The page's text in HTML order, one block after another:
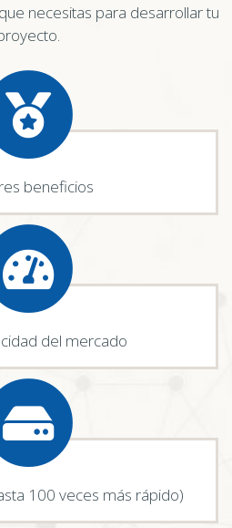
necesitas para desarrollar tu
beneficios
del mercado
100 veces más rápido)